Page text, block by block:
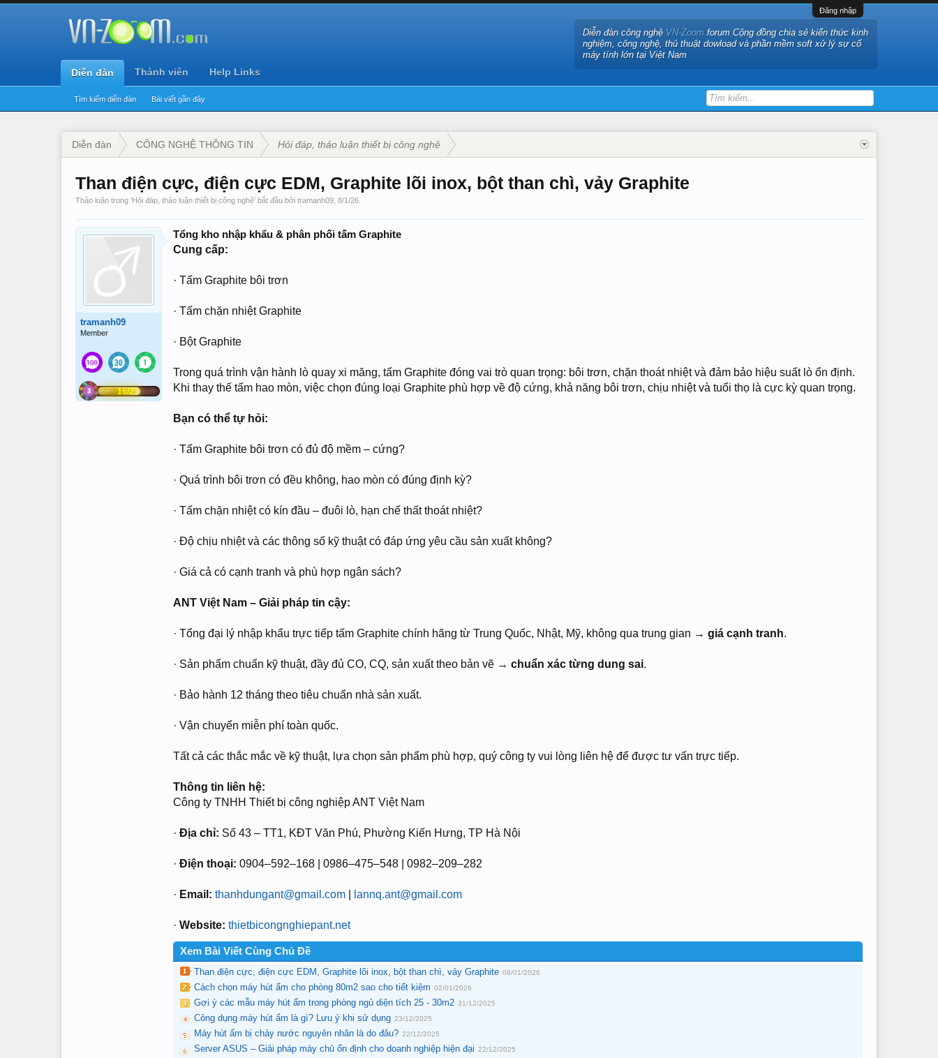
Đăng nhập
Diễn đàn công nghệ VN-Zoom forum Cộng đồng chia sẻ kiến thức kinh
nghiệm, công nghệ, thủ thuật dowload và phần mềm soft xử lý sự cố
máy tính lớn tại Việt Nam
Diễn đàn
Tìm kiếm diễn đàn Bài viết gần đây
Thành viên Help Links
Diễn đàn CÔNG NGHỆ THÔNG TIN Hỏi đáp, thảo luận thiết bị công nghệ
Than điện cực, điện cực EDM, Graphite lõi inox, bột than chì, vảy Graphite
Thảo luận trong 'Hỏi đáp, thảo luận thiết bị công nghệ' bắt đầu bởi tramanh09 8/1/26
tramanh09
Member
16/23
Tổng kho nhập khẩu & phân phối tấm Graphite
Cung cấp:
· Tấm Graphite bôi trơn
· Tấm chặn nhiệt Graphite
· Bột Graphite
Trong quá trình vận hành lò quay xi măng, tấm Graphite đóng vai trò quan trọng: bôi trơn, chặn thoát nhiệt và đảm bảo hiệu suất lò ổn định.
Khi thay thế tấm hao mòn, việc chọn đúng loại Graphite phù hợp về độ cứng, khả năng bôi trơn, chịu nhiệt và tuổi thọ là cực kỳ quan trọng.
Bạn có thể tự hỏi:
· Tấm Graphite bôi trơn có đủ độ mềm – cứng?
· Quá trình bôi trơn có đều không, hao mòn có đúng định kỳ?
· Tấm chặn nhiệt có kín đầu – đuôi lò, hạn chế thất thoát nhiệt?
· Độ chịu nhiệt và các thông số kỹ thuật có đáp ứng yêu cầu sản xuất không?
· Giá cả có cạnh tranh và phù hợp ngân sách?
ANT Việt Nam – Giải pháp tin cậy:
· Tổng đại lý nhập khẩu trực tiếp tấm Graphite chính hãng từ Trung Quốc, Nhật, Mỹ, không qua trung gian → giá cạnh tranh.
· Sản phẩm chuẩn kỹ thuật, đầy đủ CO, CQ, sản xuất theo bản vẽ → chuẩn xác từng dung sai.
· Bảo hành 12 tháng theo tiêu chuẩn nhà sản xuất.
· Vận chuyển miễn phí toàn quốc.
Tất cả các thắc mắc về kỹ thuật, lựa chọn sản phẩm phù hợp, quý công ty vui lòng liên hệ để được tư vấn trực tiếp.
Thông tin liên hệ:
Công ty TNHH Thiết bị công nghiệp ANT Việt Nam
· Địa chỉ: Số 43 – TT1, KĐT Văn Phú, Phường Kiến Hưng, TP Hà Nội
· Điện thoại: 0904–592–168 | 0986–475–548 | 0982–209–282
· Email: thanhdungant@gmail.com lannq.ant@gmail.com
· Website: thietbicongnghiepant.net
Xem Bài Viết Cùng Chủ Đề
Than điện cực, điện cực EDM, Graphite lõi inox, bột than chì, vảy Graphite 08/01/2026
Cách chọn máy hút ẩm cho phòng 80m2 sao cho tiết kiệm 02/01/2026
Gợi ý các mẫu máy hút ẩm trong phòng ngủ diện tích 25 - 30m2 31/12/2025
Công dụng máy hút ẩm là gì? Lưu ý khi sử dụng 23/12/2025
Máy hút ẩm bị chảy nước nguyên nhân là do đâu? 22/12/2025
Server ASUS – Giải pháp máy chủ ổn định cho doanh nghiệp hiện đại 22/12/2025